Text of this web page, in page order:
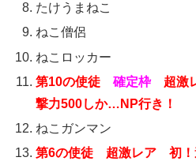
たけうまねこ
ねこ僧侶
ねこロッカー
第10の使徒確定枠超激
撃力500しか…NP行き！
ねこガンマン
第6の使徒 超激レア 初！